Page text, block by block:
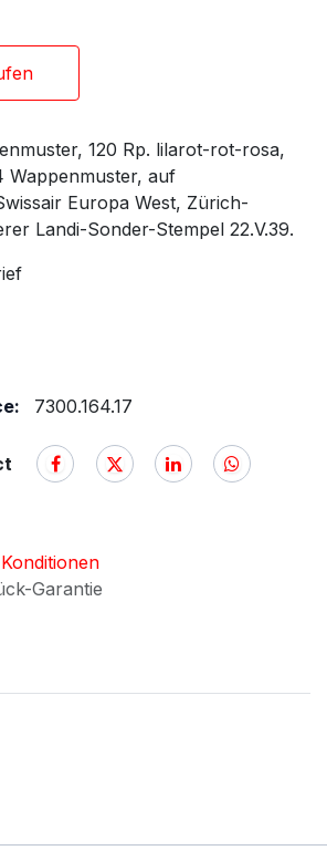
120 Rp. lilarot-rot-rosa,
Wappenmuster, auf
Europa West, Zürich-
Landi-Sonder-Stempel 22.V.39.
7300.164.17
Garantie